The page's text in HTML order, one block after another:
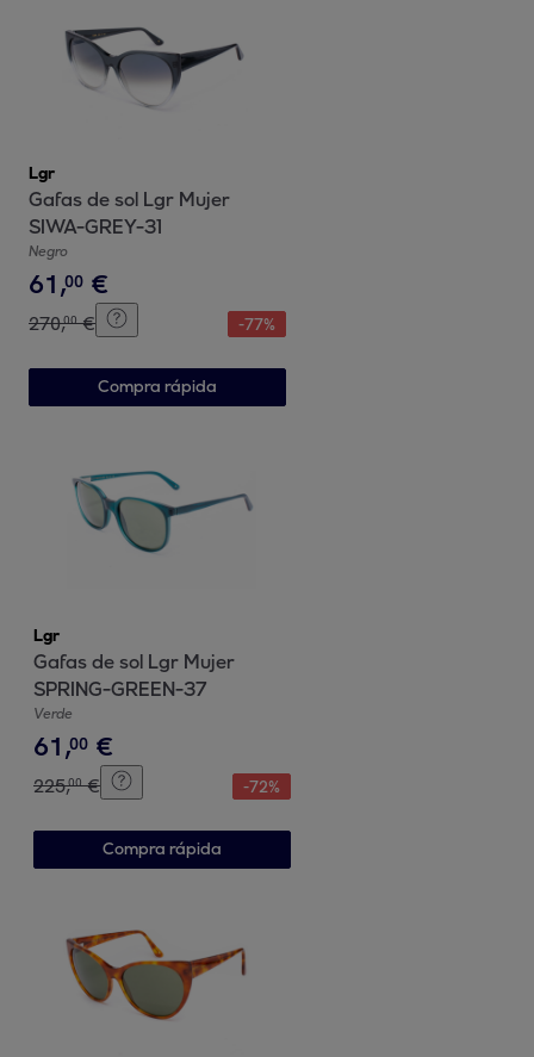
Lgr
Gafas de sol Lgr Mujer
SIWA-GREY-31
Negro
61,00 €
270,00 € -77%
Compra rápida
Lgr
Gafas de sol Lgr Mujer
SPRING-GREEN-37
Verde
61,00 €
225,00 € -72%
Compra rápida